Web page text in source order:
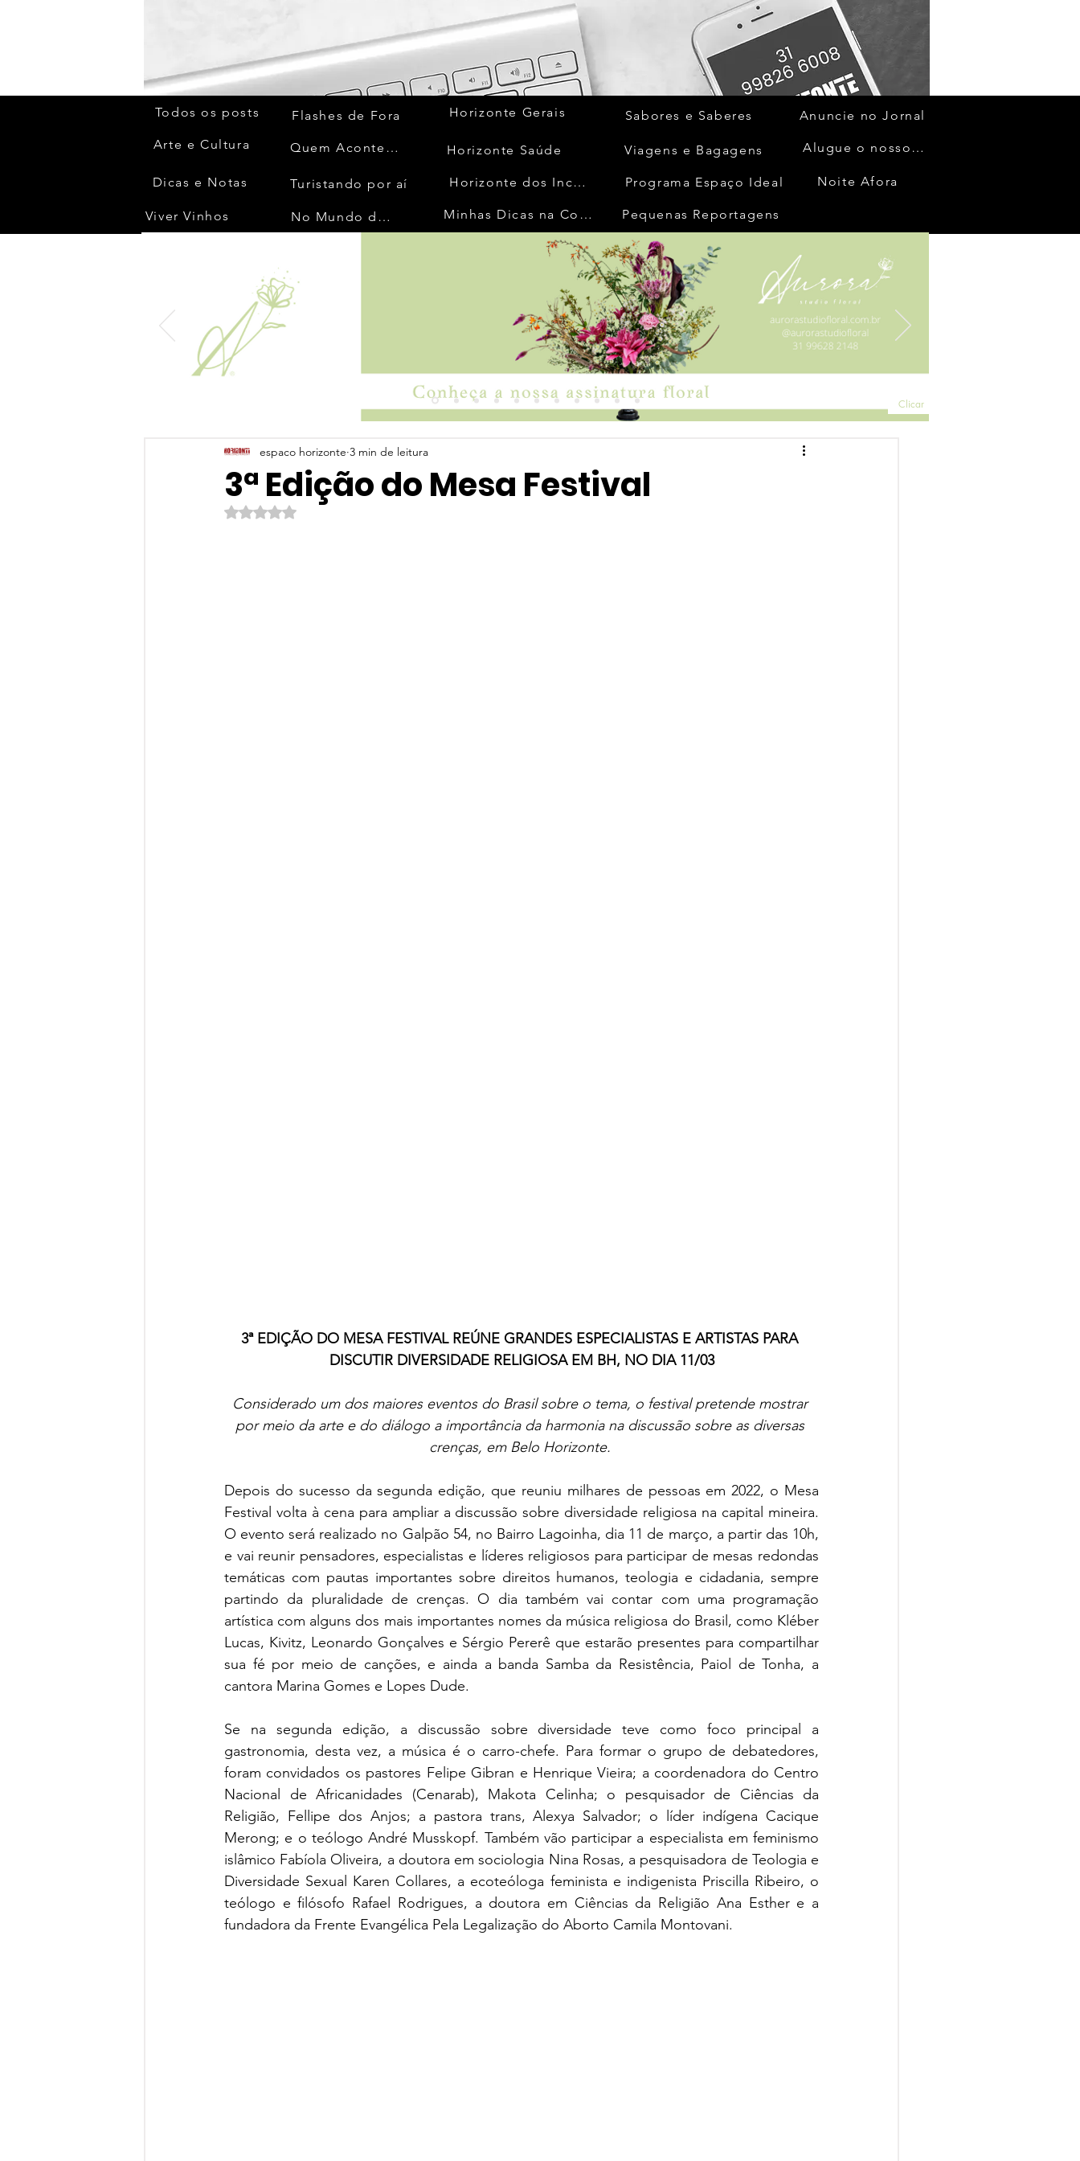
Todos os posts
Arte e Cultura
Dicas e Notas
Viver Vinhos
Flashes de Fora
Quem Acontece
Turistando por aí
No Mundo da Moda
Horizonte Gerais
Horizonte Saúde
Horizonte dos Inconfidentes
Minhas Dicas na Cozinha
Sabores e Saberes
Viagens e Bagagens
Programa Espaço Ideal
Anuncie no Jornal
Alugue o nosso espaço
Noite Afora
Pequenas Reportagens
Clicar
3ª Edição do Mesa Festival
espaco horizonte 3 min de leitura
Avaliado com NaN de 5 estrelas.
3ª EDIÇÃO DO MESA FESTIVAL REÚNE GRANDES ESPECIALISTAS E ARTISTAS PARA
DISCUTIR DIVERSIDADE RELIGIOSA EM BH, NO DIA 11/03
Considerado um dos maiores eventos do Brasil sobre o tema, o festival pretende mostrar
por meio da arte e do diálogo a importância da harmonia na discussão sobre as diversas
crenças, em Belo Horizonte.
Depois do sucesso da segunda edição, que reuniu milhares de pessoas em 2022, o Mesa
Festival volta à cena para ampliar a discussão sobre diversidade religiosa na capital mineira.
O evento será realizado no Galpão 54, no Bairro Lagoinha, dia 11 de março, a partir das 10h,
e vai reunir pensadores, especialistas e líderes religiosos para participar de mesas redondas
temáticas com pautas importantes sobre direitos humanos, teologia e cidadania, sempre
partindo da pluralidade de crenças. O dia também vai contar com uma programação
artística com alguns dos mais importantes nomes da música religiosa do Brasil, como Kléber
Lucas, Kivitz, Leonardo Gonçalves e Sérgio Pererê que estarão presentes para compartilhar
sua fé por meio de canções, e ainda a banda Samba da Resistência, Paiol de Tonha, a
cantora Marina Gomes e Lopes Dude.
Se na segunda edição, a discussão sobre diversidade teve como foco principal a
gastronomia, desta vez, a música é o carro-chefe. Para formar o grupo de debatedores,
foram convidados os pastores Felipe Gibran e Henrique Vieira; a coordenadora do Centro
Nacional de Africanidades (Cenarab), Makota Celinha; o pesquisador de Ciências da
Religião, Fellipe dos Anjos; a pastora trans, Alexya Salvador; o líder indígena Cacique
Merong; e o teólogo André Musskopf. Também vão participar a especialista em feminismo
islâmico Fabíola Oliveira, a doutora em sociologia Nina Rosas, a pesquisadora de Teologia e
Diversidade Sexual Karen Collares, a ecoteóloga feminista e indigenista Priscilla Ribeiro, o
teólogo e filósofo Rafael Rodrigues, a doutora em Ciências da Religião Ana Esther e a
fundadora da Frente Evangélica Pela Legalização do Aborto Camila Montovani.